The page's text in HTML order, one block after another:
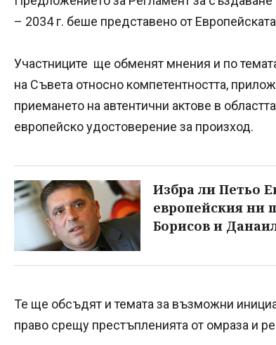
– 2034 г. беше представено от
Участниците ще обменят мнения и по
на Съвета относно компетентността,
приемането на автентични актове в
европейско удостоверение за произход.
Избра ли Петьо
европейския ни
Борисов и
Те ще обсъдят и темата за възможни
право срещу престъпленията от омраза и